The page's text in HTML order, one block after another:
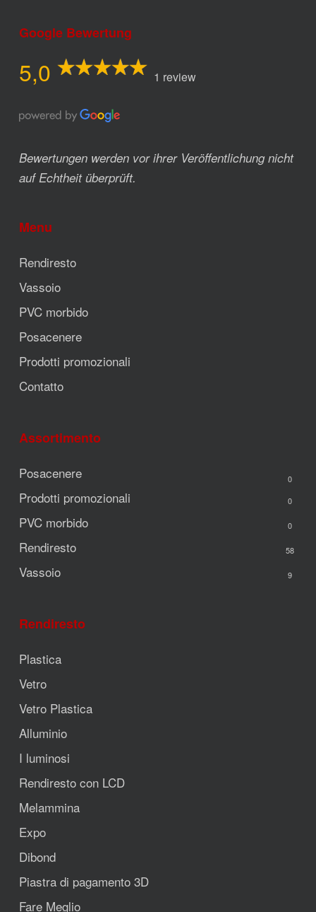
Google Bewertung
5,0 1 review
Bewertungen werden vor ihrer Veröffentlichung nicht
auf Echtheit überprüft.
Menu
Rendiresto
Vassoio
PVC morbido
Posacenere
Prodotti promozionali
Contatto
Assortimento
Posacenere 0
Prodotti promozionali 0
PVC morbido 0
Rendiresto 58
Vassoio 9
Rendiresto
Plastica
Vetro
Vetro Plastica
Alluminio
I luminosi
Rendiresto con LCD
Melammina
Expo
Dibond
Piastra di pagamento 3D
Fare Meglio